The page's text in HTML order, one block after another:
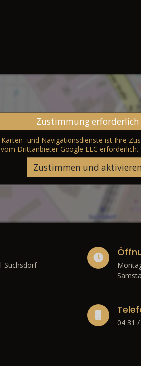
Zustimmung erforderlich
und Navigationsdienste ist Ihre
Drittanbieter Google LLC erforderlich.
Zustimmen und aktivieren
Suchsdorf
04 31 /